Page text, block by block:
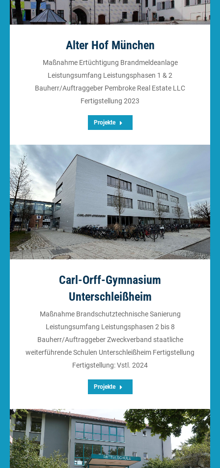
Alter Hof München
Maßnahme Ertüchtigung Brandmeldeanlage
Leistungsumfang Leistungsphasen 1 & 2
Bauherr/Auftraggeber Pembroke Real Estate LLC
Fertigstellung 2023
Projekte
Carl-Orff-Gymnasium
Unterschleißheim
Maßnahme Brandschutztechnische Sanierung
Leistungsumfang Leistungsphasen 2 bis 8
Bauherr/Auftraggeber Zweckverband staatliche
weiterführende Schulen Unterschleißheim Fertigstellung
Fertigstellung: Vstl. 2024
Projekte